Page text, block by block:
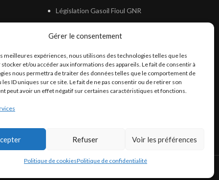
Gérer le consentement
meilleures expériences, nous utilisons des technologies telles que les
et/ou accéder aux informations des appareils. Le fait de consentir à
nous permettra de traiter des données telles que le comportement de
les ID uniques sur ce site. Le fait de ne pas consentir ou de retirer son
peut avoir un effet négatif sur certaines caractéristiques et fonctions.
Refuser Voir les préférences
Politique de cookiesPolitique de confidentialité
Législation Gasoil Fioul GNR
Législation Eau
Législation Lubrifiant
Législation Phytosanitaire